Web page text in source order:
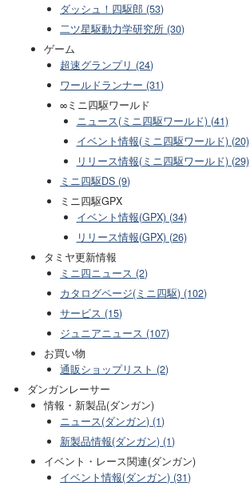
ダッシュ！四駆郎 (53)
二ツ星駆動力学研究所 (30)
ゲーム
超速グランプリ (24)
ワールドランナー (31)
∞ミニ四駆ワールド
ニュース(ミニ四駆ワールド) (41)
イベント情報(ミニ四駆ワールド) (20)
リリース情報(ミニ四駆ワールド) (29)
ミニ四駆DS (9)
ミニ四駆GPX
イベント情報(GPX) (34)
リリース情報(GPX) (26)
タミヤ更新情報
ミニ四ニュース (2)
カタログページ(ミニ四駆) (102)
サービス (15)
ジュニアニュース (107)
お買い物
通販ショップリスト (2)
ダンガンレーサー
情報・新製品(ダンガン)
ニュース(ダンガン) (1)
新製品情報(ダンガン) (1)
イベント・レース関連(ダンガン)
イベント情報(ダンガン) (31)